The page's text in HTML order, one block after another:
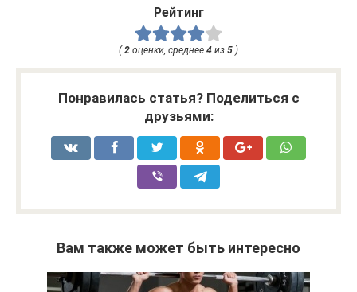
Рейтинг
( 2 оценки, среднее 4 из 5 )
Понравилась статья? Поделиться с
друзьями:
Вам также может быть интересно